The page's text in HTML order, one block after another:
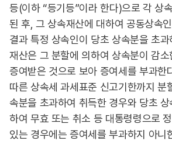
등(이하 “등기등”이라 한다)으로 각 상
된 후, 그 상속재산에 대하여 공동상속
결과 특정 상속인이 당초 상속분을 초
재산은 그 분할에 의하여 상속분이 감
증여받은 것으로 보아 증여세를 부과한
따른 상속세 과세표준 신고기한까지 분
속분을 초과하여 취득한 경우와 당초 상
하여 무효 또는 취소 등 대통령령으로
있는 경우에는 증여세를 부과하지 아니